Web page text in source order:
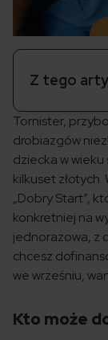
Z tego
Tornister,
drobiazgów
dziecka w
kilkuset złotych.
„Dobry Start”,
konkretniej na
jednorazowa, z
chcesz
we wrześniu,
Kto może